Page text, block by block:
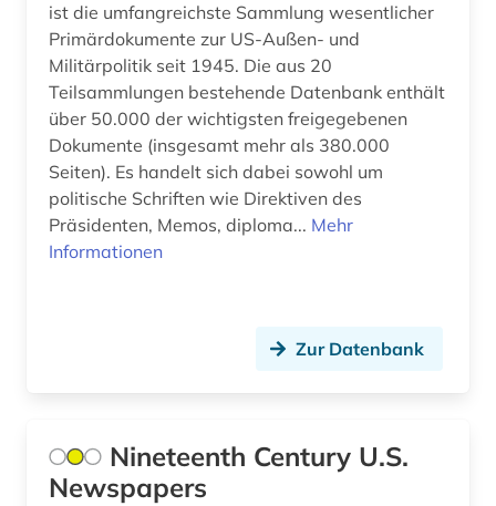
juden (2)
jugendkultur (1)
jugendliteratur (1)
justiz (1)
kalifornien (1)
kanada (19)
katalog (1)
kentucky (1)
ist die umfangreichste Sammlung wesentlicher
Primärdokumente zur US-Außen- und
Militärpolitik seit 1945. Die aus 20
Teilsammlungen bestehende Datenbank enthält
über 50.000 der wichtigsten freigegebenen
Dokumente (insgesamt mehr als 380.000
Seiten). Es handelt sich dabei sowohl um
politische Schriften wie Direktiven des
Präsidenten, Memos, diploma... Mehr
Informationen
Zur Datenbank
Nineteenth Century U.S.
Newspapers